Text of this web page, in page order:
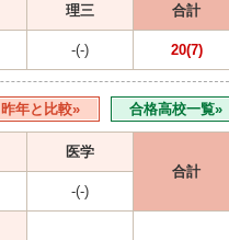
理三 合計
-(-) 20(7)
昨年と比較» 合格高校一覧»
医学
合計
-(-)